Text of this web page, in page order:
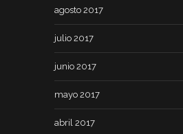
agosto 2017
julio 2017
junio 2017
mayo 2017
abril 2017